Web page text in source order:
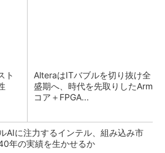
ト
AlteraはITバブルを切り抜け全
盛期へ、時代を先取りしたArm
コア＋FPGA...
AIに注力するインテル、組み込み市
年の実績を生かせるか